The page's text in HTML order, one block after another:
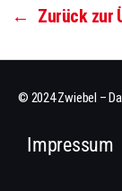
← Zurück zur
© 2024 Zwiebel –
Impressum